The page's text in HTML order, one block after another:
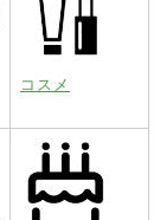
コスメ